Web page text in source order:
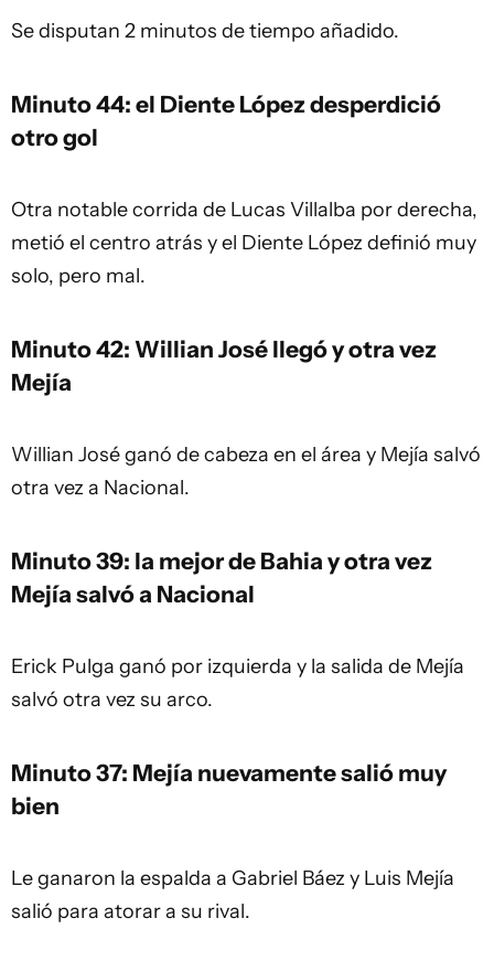
Se disputan 2 minutos de tiempo añadido.
Minuto 44: el Diente López desperdició
otro gol
Otra notable corrida de Lucas Villalba por derecha,
metió el centro atrás y el Diente López definió muy
solo, pero mal.
Minuto 42: Willian José llegó y otra vez
Mejía
Willian José ganó de cabeza en el área y Mejía salvó
otra vez a Nacional.
Minuto 39: la mejor de Bahia y otra vez
Mejía salvó a Nacional
Erick Pulga ganó por izquierda y la salida de Mejía
salvó otra vez su arco.
Minuto 37: Mejía nuevamente salió muy
bien
Le ganaron la espalda a Gabriel Báez y Luis Mejía
salió para atorar a su rival.